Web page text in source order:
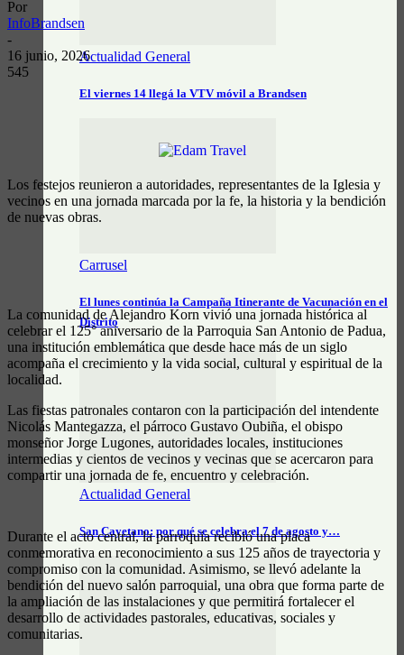
Actualidad General
El viernes 14 llegá la VTV móvil a Brandsen
Carrusel
El lunes continúa la Campaña Itinerante de Vacunación en el
Distrito
Actualidad General
San Cayetano: por qué se celebra el 7 de agosto y…
Por
InfoBrandsen
-
16 junio, 2026
545
Los festejos reunieron a autoridades, representantes de la Iglesia y
vecinos en una jornada marcada por la fe, la historia y la bendición
de nuevas obras.
La comunidad de Alejandro Korn vivió una jornada histórica al
celebrar el 125° aniversario de la Parroquia San Antonio de Padua,
una institución emblemática que desde hace más de un siglo
acompaña el crecimiento y la vida social, cultural y espiritual de la
localidad.
Las fiestas patronales contaron con la participación del intendente
Nicolás Mantegazza, el párroco Gustavo Oubiña, el obispo
monseñor Jorge Lugones, autoridades locales, instituciones
intermedias y cientos de vecinos y vecinas que se acercaron para
compartir una jornada de fe, encuentro y celebración.
Durante el acto central, la parroquia recibió una placa
conmemorativa en reconocimiento a sus 125 años de trayectoria y
compromiso con la comunidad. Asimismo, se llevó adelante la
bendición del nuevo salón parroquial, una obra que forma parte de
la ampliación de las instalaciones y que permitirá fortalecer el
desarrollo de actividades pastorales, educativas, sociales y
comunitarias.